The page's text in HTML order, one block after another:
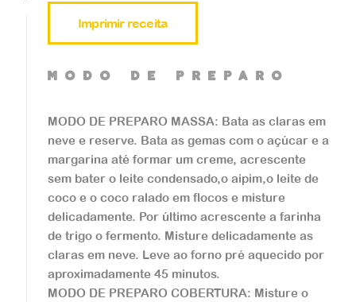
Veja a receita
Doces
Rosca de Hortelã
Experimente essa delícia Roseflor! ...
Veja a receita
Imprimir receita
mOdO de preparO
MODO DE PREPARO MASSA: Bata as claras em
neve e reserve. Bata as gemas com o açúcar e a
margarina até formar um creme, acrescente
sem bater o leite condensado,o aipim,o leite de
coco e o coco ralado em flocos e misture
delicadamente. Por último acrescente a farinha
de trigo o fermento. Misture delicadamente as
claras em neve. Leve ao forno pré aquecido por
aproximadamente 45 minutos.
MODO DE PREPARO COBERTURA: Misture o